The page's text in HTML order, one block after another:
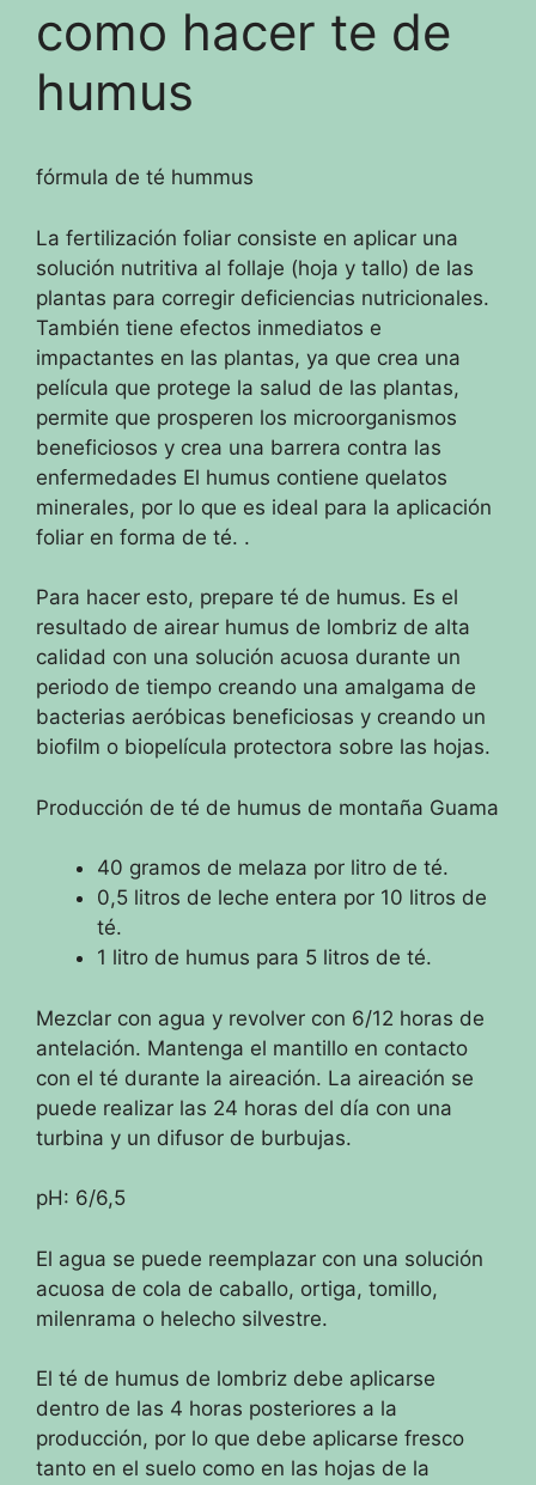
como hacer te de
humus
fórmula de té hummus
La fertilización foliar consiste en aplicar una
solución nutritiva al follaje (hoja y tallo) de las
plantas para corregir deficiencias nutricionales.
También tiene efectos inmediatos e
impactantes en las plantas, ya que crea una
película que protege la salud de las plantas,
permite que prosperen los microorganismos
beneficiosos y crea una barrera contra las
enfermedades El humus contiene quelatos
minerales, por lo que es ideal para la aplicación
foliar en forma de té. .
Para hacer esto, prepare té de humus. Es el
resultado de airear humus de lombriz de alta
calidad con una solución acuosa durante un
periodo de tiempo creando una amalgama de
bacterias aeróbicas beneficiosas y creando un
biofilm o biopelícula protectora sobre las hojas.
Producción de té de humus de montaña Guama
40 gramos de melaza por litro de té.
0,5 litros de leche entera por 10 litros de
té.
1 litro de humus para 5 litros de té.
Mezclar con agua y revolver con 6/12 horas de
antelación. Mantenga el mantillo en contacto
con el té durante la aireación. La aireación se
puede realizar las 24 horas del día con una
turbina y un difusor de burbujas.
pH: 6/6,5
El agua se puede reemplazar con una solución
acuosa de cola de caballo, ortiga, tomillo,
milenrama o helecho silvestre.
El té de humus de lombriz debe aplicarse
dentro de las 4 horas posteriores a la
producción, por lo que debe aplicarse fresco
tanto en el suelo como en las hojas de la